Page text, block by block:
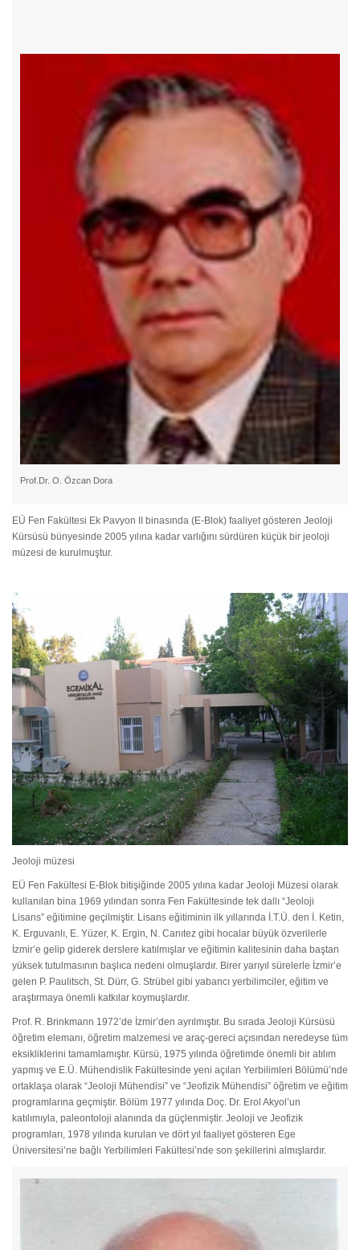
Prof.Dr. O. Özcan Dora
EÜ Fen Fakültesi Ek Pavyon II binasında (E-Blok) faaliyet gösteren Jeoloji
Kürsüsü bünyesinde 2005 yılına kadar varlığını sürdüren küçük bir jeoloji
müzesi de kurulmuştur.
Jeoloji müzesi
EÜ Fen Fakültesi E-Blok bitişiğinde 2005 yılına kadar Jeoloji Müzesi olarak
kullanılan bina 1969 yılından sonra Fen Fakültesinde tek dallı “Jeoloji
Lisans” eğitimine geçilmiştir. Lisans eğitiminin ilk yıllarında İ.T.Ü. den İ. Ketin,
K. Erguvanlı, E. Yüzer, K. Ergin, N. Canıtez gibi hocalar büyük özverilerle
İzmir’e gelip giderek derslere katılmışlar ve eğitimin kalitesinin daha baştan
yüksek tutulmasının başlıca nedeni olmuşlardır. Birer yarıyıl sürelerle İzmir’e
gelen P. Paulitsch, St. Dürr, G. Strübel gibi yabancı yerbilimciler, eğitim ve
araştırmaya önemli katkılar koymuşlardır.
Prof. R. Brinkmann 1972’de İzmir’den ayrılmıştır. Bu sırada Jeoloji Kürsüsü
öğretim elemanı, öğretim malzemesi ve araç-gereci açısından neredeyse tüm
eksikliklerini tamamlamıştır. Kürsü, 1975 yılında öğretimde önemli bir atılım
yapmış ve E.Ü. Mühendislik Fakültesinde yeni açılan Yerbilimleri Bölümü’nde
ortaklaşa olarak “Jeoloji Mühendisi” ve “Jeofizik Mühendisi” öğretim ve eğitim
programlarına geçmiştir. Bölüm 1977 yılında Doç. Dr. Erol Akyol’un
katılımıyla, paleontoloji alanında da güçlenmiştir. Jeoloji ve Jeofizik
programları, 1978 yılında kurulan ve dört yıl faaliyet gösteren Ege
Üniversitesi’ne bağlı Yerbilimleri Fakültesi’nde son şekillerini almışlardır.